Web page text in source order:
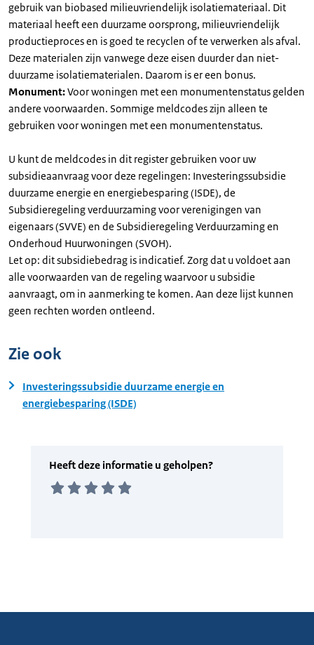
gebruik van biobased milieuvriendelijk isolatiemateriaal. Dit
materiaal heeft een duurzame oorsprong, milieuvriendelijk
productieproces en is goed te recyclen of te verwerken als afval.
Deze materialen zijn vanwege deze eisen duurder dan niet-
duurzame isolatiematerialen. Daarom is er een bonus.
Monument:Voor woningen met een monumentenstatus gelden
andere voorwaarden. Sommige meldcodes zijn alleen te
gebruiken voor woningen met een monumentenstatus.
U kunt de meldcodes in dit register gebruiken voor uw
subsidieaanvraag voor deze regelingen: Investeringssubsidie
duurzame energie en energiebesparing (ISDE), de
Subsidieregeling verduurzaming voor verenigingen van
eigenaars (SVVE) en de Subsidieregeling Verduurzaming en
Onderhoud Huurwoningen (SVOH).
Let op: dit subsidiebedrag is indicatief. Zorg dat u voldoet aan
alle voorwaarden van de regeling waarvoor u subsidie
aanvraagt, om in aanmerking te komen. Aan deze lijst kunnen
geen rechten worden ontleend.
Zie ook
Investeringssubsidie duurzame energie en
energiebesparing (ISDE)